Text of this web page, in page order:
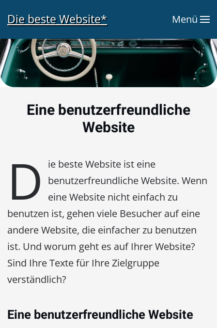
Zum Hauptinhalt springen
Die beste Website* Menü
Eine benutzerfreundliche
Website
D
ie beste Website ist eine
benutzerfreundliche Website. Wenn
eine Website nicht einfach zu
benutzen ist, gehen viele Besucher auf eine
andere Website, die einfacher zu benutzen
ist. Und worum geht es auf Ihrer Website?
Sind Ihre Texte für Ihre Zielgruppe
verständlich?
Eine benutzerfreundliche Website